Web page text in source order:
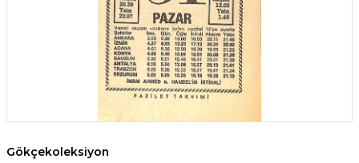
Gökçekoleksiyon